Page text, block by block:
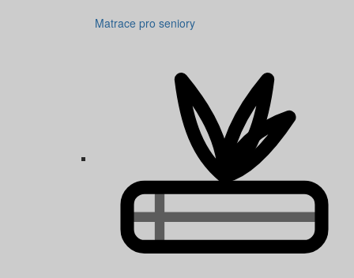
Matrace pro seniory